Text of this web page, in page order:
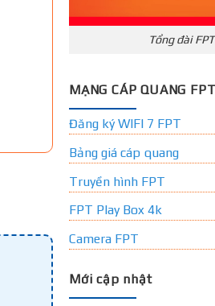
Tổng đài FPT
MẠNG CÁP QUANG FPT
Đăng ký WIFI 7 FPT
Bảng giá cáp quang
Truyền hình FPT
FPT Play Box 4k
Camera FPT
Mới cập nhật